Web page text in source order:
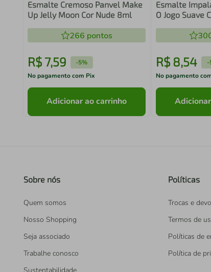
Esmalte Cremoso Panvel Make
Up Jelly Moon Cor Nude 8ml
266 pontos
R$ 7,59 -5%
No pagamento com Pix
Adicionar ao carrinho
Esmalte
O Jogo Suave
R$ 8,54 -
No pagamento
Sobre nós
Quem somos
Nosso Shopping
Seja associado
Trabalhe conosco
Políticas
Trocas e
Termos de
Políticas de
Política de